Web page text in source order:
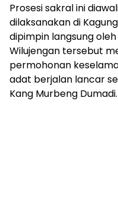
Prosesi sakral ini
dilaksanakan di
dipimpin langsung oleh
Wilujengan tersebut
permohonan
adat berjalan lancar
Kang Murbeng Dumadi.